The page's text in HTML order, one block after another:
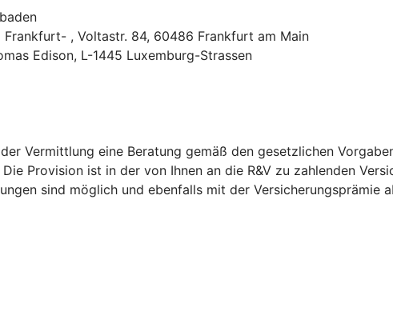
, Voltastr. 84, 60486 Frankfurt am Main
Edison, L-1445 Luxemburg-Strassen
Vermittlung eine Beratung gemäß den gesetzlichen
Provision ist in der von Ihnen an die R&V zu zahlenden
sind möglich und ebenfalls mit der Versicherungsprämie